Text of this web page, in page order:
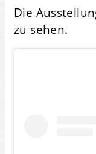
Die
zu sehen.